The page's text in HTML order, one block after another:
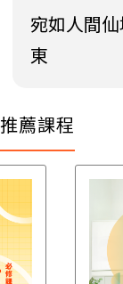
宛如人間
東
推薦課程